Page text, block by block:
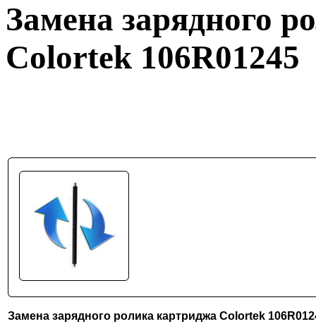
Замена зарядного
Colortek 106R01245
Замена зарядного ролика картриджа Colortek